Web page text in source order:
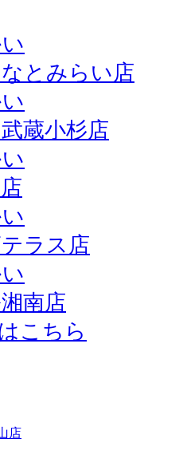
とみらい店
蔵小杉店
ラス店
南店
こちら
店